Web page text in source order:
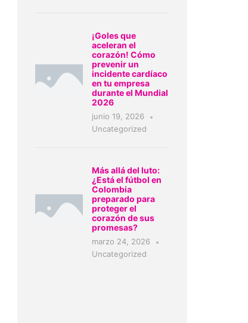
¡Goles que
aceleran el
corazón! Cómo
prevenir un
incidente cardíaco
en tu empresa
durante el Mundial
2026
junio 19, 2026
Uncategorized
Más allá del luto:
¿Está el fútbol en
Colombia
preparado para
proteger el
corazón de sus
promesas?
marzo 24, 2026
Uncategorized